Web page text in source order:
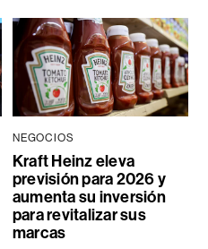
NEGOCIOS
Kraft Heinz eleva
previsión para 2026 y
aumenta su inversión
para revitalizar sus
marcas